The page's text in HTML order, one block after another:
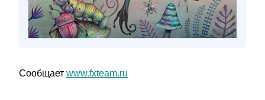
Сообщает www.fxteam.ru